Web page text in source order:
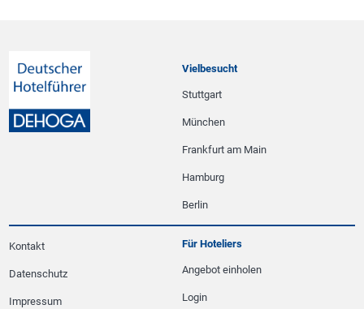
Vielbesucht
Stuttgart
München
Frankfurt am Main
Hamburg
Berlin
Kontakt
Datenschutz
Impressum
Für Hoteliers
Angebot einholen
Login